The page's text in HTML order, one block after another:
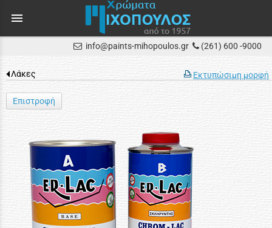
menu
info@paints-mihopoulos.gr (261) 600 -9000
Εκτυπώσιμη μορφή
Λάκες
Επιστροφή